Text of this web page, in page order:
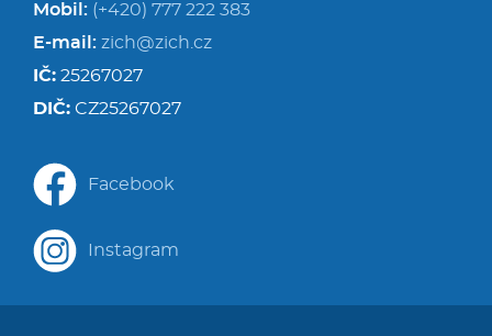
Mobil: (+420) 777 222 383
E-mail: zich@zich.cz
IČ: 25267027
DIČ: CZ25267027
Facebook
Instagram